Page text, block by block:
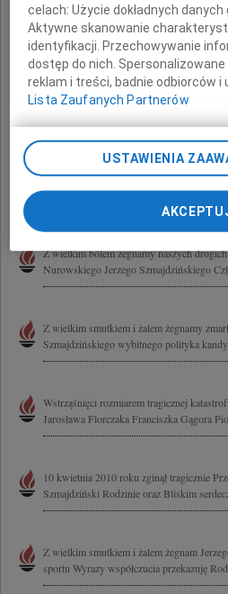
Niespodziewanie i tragicznie odszedł
Człowiek, pełen wrażliwości i
Z wielkim bólem żegnamy wspaniałego
kondolencje Małgosi, Bubie i Andrzejowi
Małgosi, Agnieszce i Andrzejowi wyrazy
Męża i Ojca Jerzego Szmajdzińskiego
Z wielkim bólem żegnamy naszych
Nurowskiego Jerzego Szmajdzińskiego
Z wielkim smutkiem i żalem żegnamy
Szmajdzińskiego wybitnego polityka
Wstrząśnięci rozmiarem tragicznej
Jarosława Florczaka Franciszka Gągora
10 kwietnia 2010 roku zginął tragicznie
Szmajdziński Rodzinie oraz Bliskim
Z wielkim smutkiem i żalem żegnam
sportu Wyrazy współczucia przekazuję
celach:Użycie dokładnych
Aktywne skanowanie
identyfikacji. Przechowywanie
dostęp do nich.
reklam i treści, badnie odbiorców i
Lista Zaufanych Partnerów
USTAWIENIA